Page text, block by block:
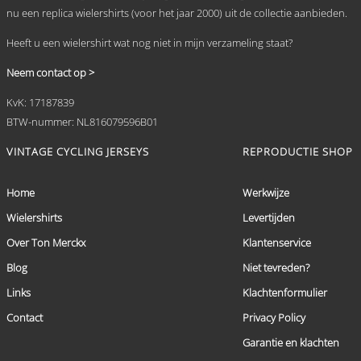
nu een replica wielershirts (voor het jaar 2000) uit de collectie aanbieden.
Heeft u een wielershirt wat nog niet in mijn verzameling staat?
Neem contact op >
KvK: 17187839
BTW-nummer: NL816079596B01
VINTAGE CYCLING JERSEYS
Home
Wielershirts
Over Ton Merckx
Blog
Links
Contact
REPRODUCTIE SHOP
Werkwijze
Levertijden
Klantenservice
Niet tevreden?
Klachtenformulier
Privacy Policy
Garantie en klachten